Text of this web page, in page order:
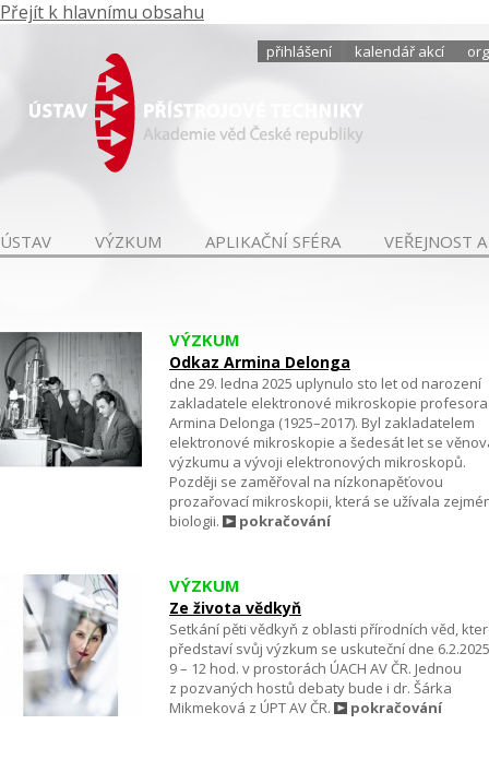
Přejít k hlavnímu obsahu
přihlášení kalendář akcí
ÚSTAV VÝZKUM APLIKAČNÍ SFÉRA VEŘEJNOST
VÝZKUM
Odkaz Armina Delonga
dne 29. ledna 2025 uplynulo sto let od narození
zakladatele elektronové mikroskopie profesora
Armina Delonga (1925–2017). Byl zakladatelem
elektronové mikroskopie a šedesát let se
výzkumu a vývoji elektronových mikroskopů.
Později se zaměřoval na nízkonapěťovou
prozařovací mikroskopii, která se užívala
biologii.
pokračování
VÝZKUM
Ze života vědkyň
Setkání pěti vědkyň z oblasti přírodních věd,
představí svůj výzkum se uskuteční dne
9 – 12 hod. v prostorách ÚACH AV ČR. Jednou
z pozvaných hostů debaty bude i dr. Šárka
Mikmeková z ÚPT AV ČR.
pokračování